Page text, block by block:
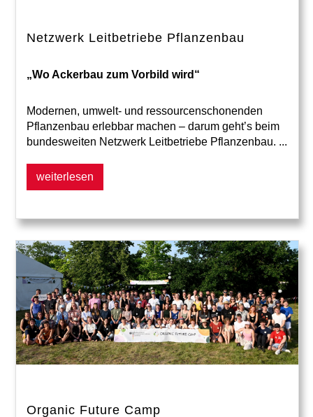
Netzwerk Leitbetriebe Pflanzenbau
„Wo Ackerbau zum Vorbild wird“
Modernen, umwelt- und ressourcenschonenden
Pflanzenbau erlebbar machen – darum geht’s beim
bundesweiten Netzwerk Leitbetriebe Pflanzenbau. ...
weiterlesen
Organic Future Camp